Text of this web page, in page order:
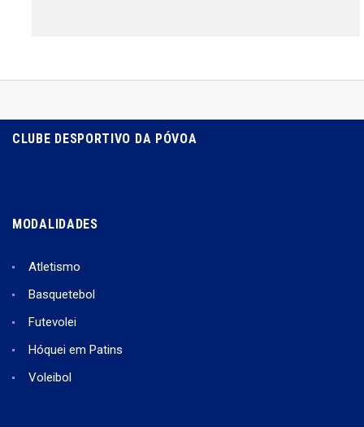
CLUBE DESPORTIVO DA PÓVOA
MODALIDADES
Atletismo
Basquetebol
Futevolei
Hóquei em Patins
Voleibol